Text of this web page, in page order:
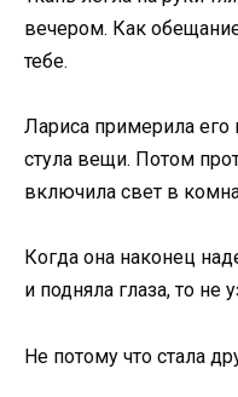
вечером. Как
тебе.
Лариса примерила его
стула вещи. Потом
включила свет в
Когда она наконец
и подняла глаза, то не
Не потому что стала